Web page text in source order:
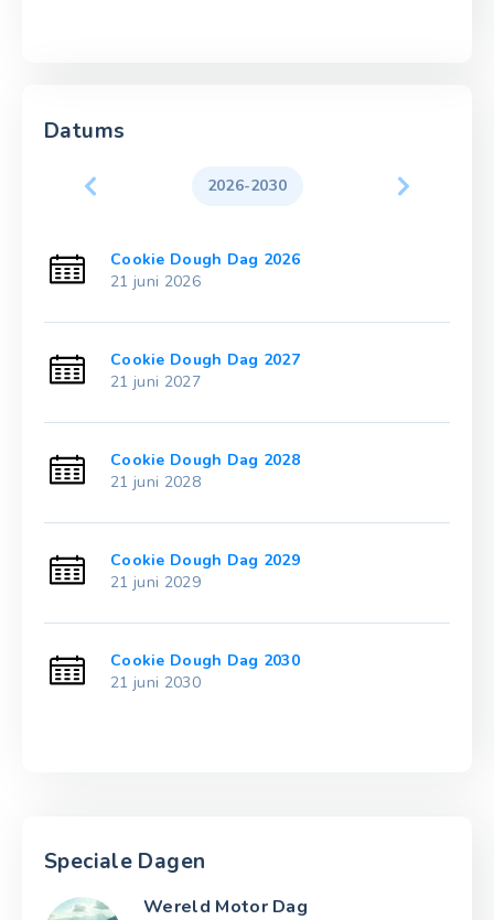
Datums
2026-2030
Cookie Dough Dag 2026
21 juni 2026
Cookie Dough Dag 2027
21 juni 2027
Cookie Dough Dag 2028
21 juni 2028
Cookie Dough Dag 2029
21 juni 2029
Cookie Dough Dag 2030
21 juni 2030
Speciale Dagen
Wereld Motor Dag